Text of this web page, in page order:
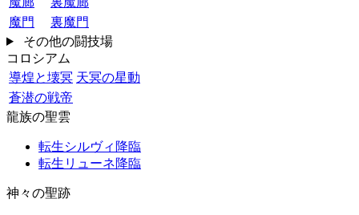
魔門
裏魔門
その他の闘技場
コロシアム
導煌と壊冥 天冥の星動
蒼潜の戦帝
龍族の聖雲
転生シルヴィ降臨
転生リューネ降臨
神々の聖跡